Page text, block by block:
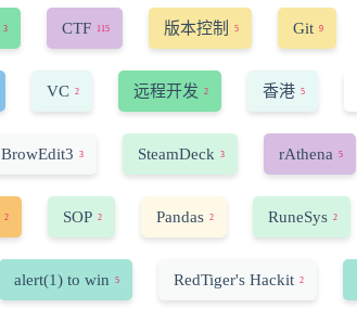
3 CTF 115 版本控制 5 Git 9
VC 2 远程开发 2 香港 5
BrowEdit3 3 SteamDeck 3 rAthena 5
2 SOP 2 Pandas 2 RuneSys 2
alert(1) to win 5 RedTiger's Hackit 2